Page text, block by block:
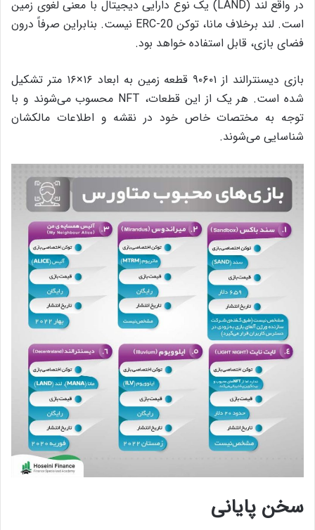
در واقع لند (LAND) یک نوع دارایی دیجیتال با معنی لغوی زمین
است. لند برخلاف مانا، توکن ERC-20 نیست. بنابراین صرفاً درون
فضای بازی، قابل استفاده خواهد بود.
بازی دیسنترالند از ۹۰۶۰۱ قطعه زمین به ابعاد ۱۶×۱۶ متر تشکیل
شده است. هر یک از این قطعات، NFT محسوب می‌شوند و با
توجه به مختصات خاص خود در نقشه و اطلاعات مالکشان
شناسایی می‌شوند.
سخن پایانی